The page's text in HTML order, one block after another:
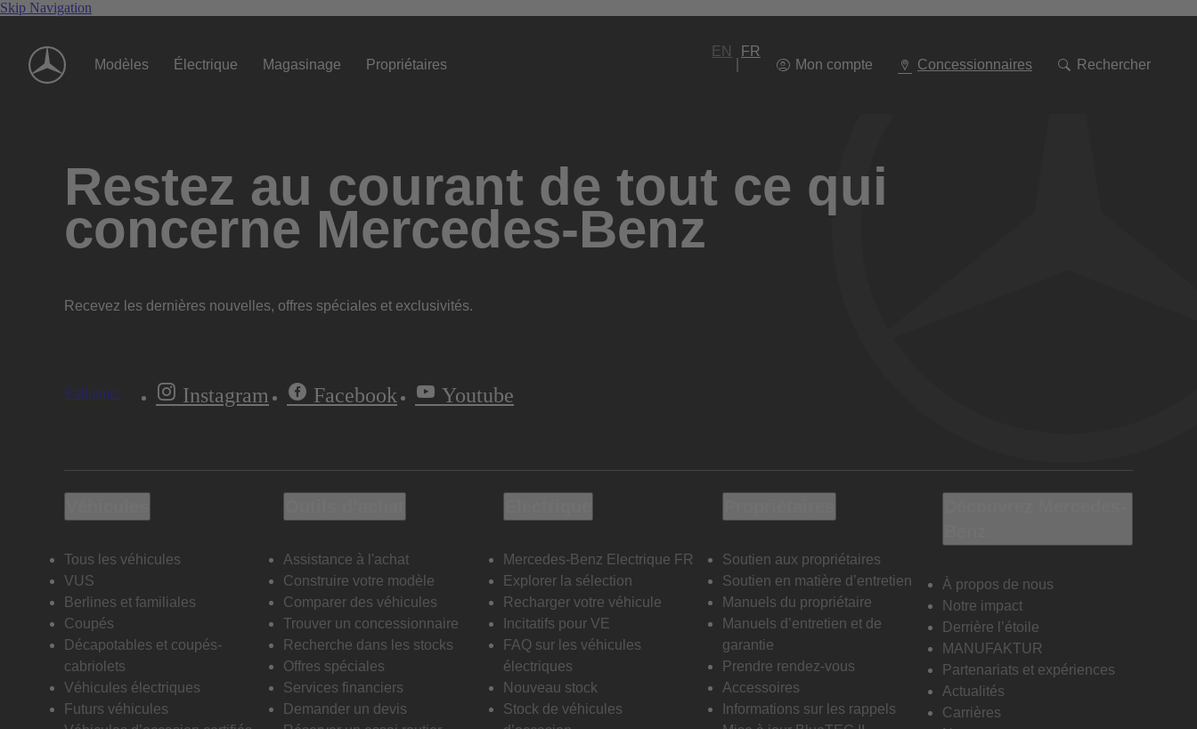
Skip Navigation
Modèles Électrique Magasinage Propriétaires
EN
FR
Mon compte
Concessionnaires Rechercher
à
Restez au courant de tout ce qui
concerne Mercedes-Benz
Recevez les dernières nouvelles, offres spéciales et exclusivités.
S'abonner Instagram Facebook Youtube
Tous les véhicules
VUS
Berlines et familiales
Coupés
Décapotables et coupés-
cabriolets
Véhicules électriques
Futurs véhicules
Assistance à l'achat
Construire votre modèle
Comparer des véhicules
Trouver un concessionnaire
Recherche dans les stocks
Offres spéciales
Services financiers
Demander un devis
Mercedes-Benz Electrique FR
Explorer la sélection
Recharger votre véhicule
Incitatifs pour VE
FAQ sur les véhicules
électriques
Nouveau stock
Stock de véhicules
Soutien aux propriétaires
Soutien en matière d’entretien
Manuels du propriétaire
Manuels d’entretien et de
garantie
Prendre rendez-vous
Accessoires
Informations sur les rappels
À propos de nous
Notre impact
Derrière l’étoile
MANUFAKTUR
Partenariats et expériences
Actualités
Carrières